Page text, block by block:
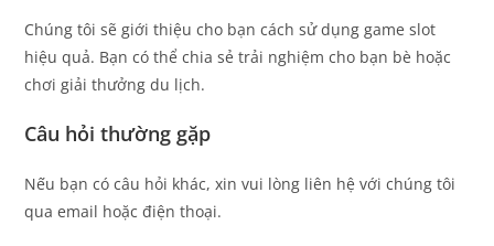
Chúng tôi sẽ giới thiệu cho bạn cách sử dụng game slot
hiệu quả. Bạn có thể chia sẻ trải nghiệm cho bạn bè hoặc
chơi giải thưởng du lịch.
Câu hỏi thường gặp
Nếu bạn có câu hỏi khác, xin vui lòng liên hệ với chúng tôi
qua email hoặc điện thoại.